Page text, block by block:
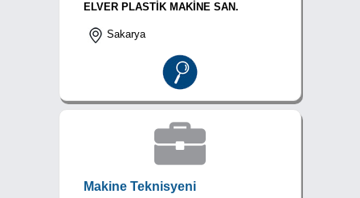
ELVER PLASTİK MAKİNE SAN.
Sakarya
Makine Teknisyeni